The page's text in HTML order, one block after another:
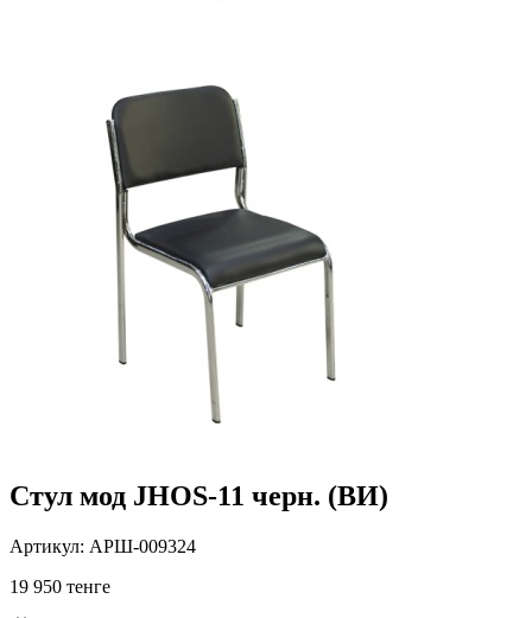
Стул мод JHOS-11 черн. (ВИ)
Артикул: АРШ-009324
19 950 тенге